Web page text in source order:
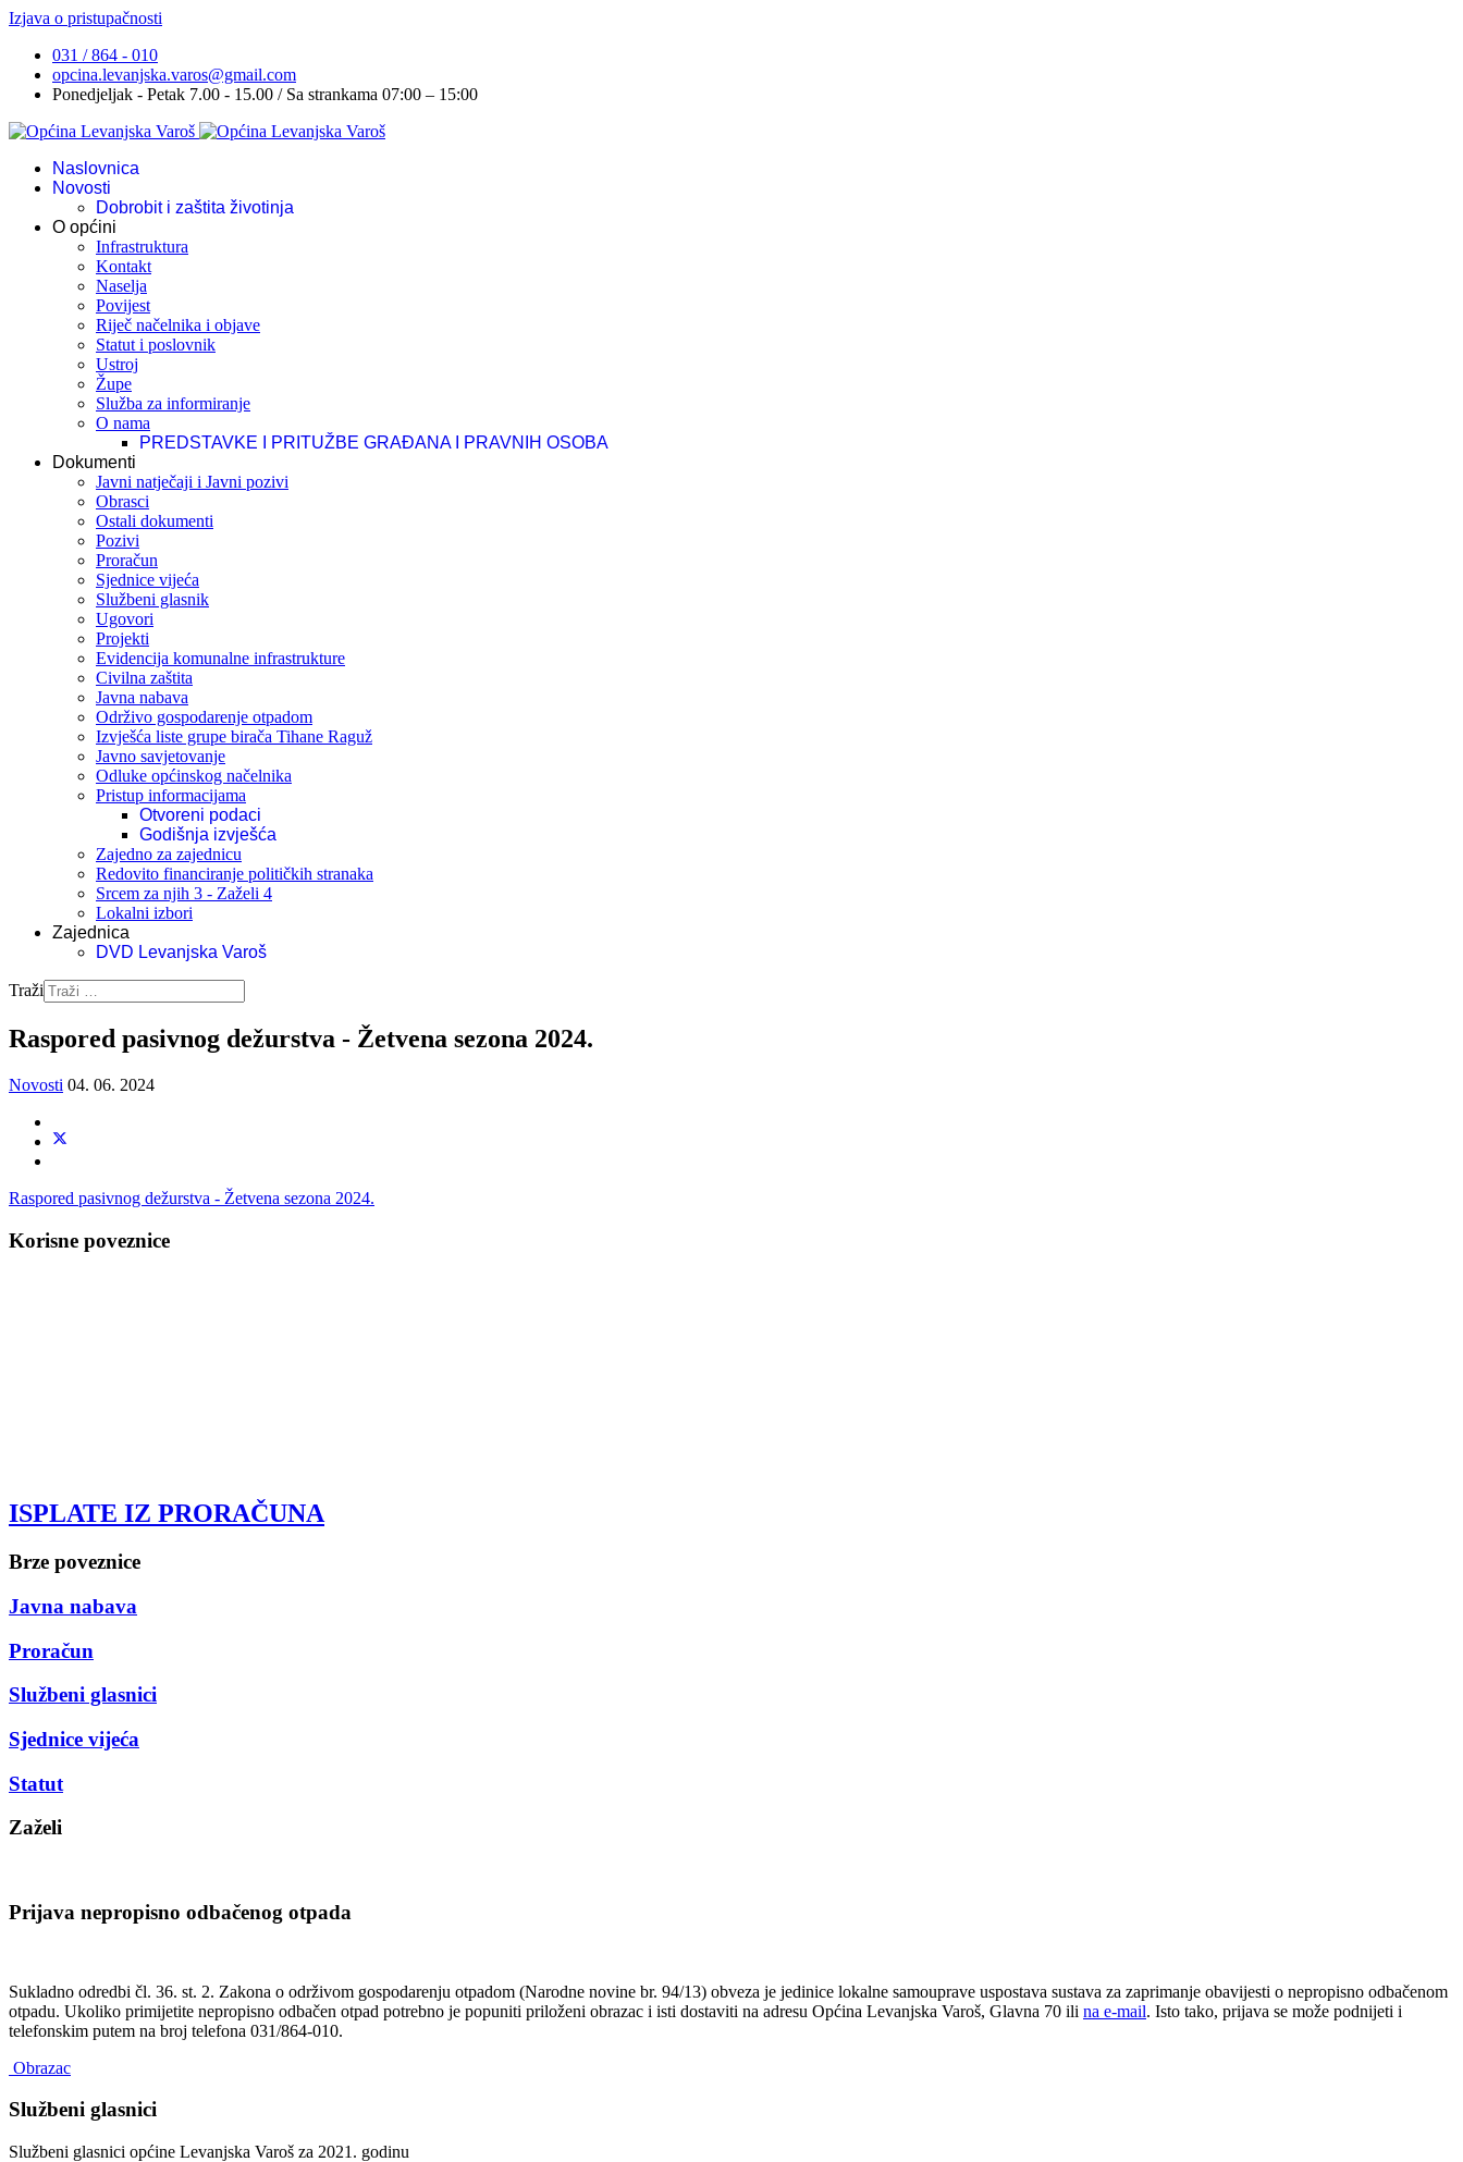
Izjava o pristupačnosti
031 / 864 - 010
opcina.levanjska.varos@gmail.com
Ponedjeljak - Petak 7.00 - 15.00 / Sa strankama 07:00 – 15:00
Naslovnica
Novosti
Dobrobit i zaštita životinja
O općini
Infrastruktura
Kontakt
Naselja
Povijest
Riječ načelnika i objave
Statut i poslovnik
Ustroj
Župe
Služba za informiranje
O nama
PREDSTAVKE I PRITUŽBE GRAĐANA I PRAVNIH OSOBA
Dokumenti
Javni natječaji i Javni pozivi
Obrasci
Ostali dokumenti
Pozivi
Proračun
Sjednice vijeća
Službeni glasnik
Ugovori
Projekti
Evidencija komunalne infrastrukture
Civilna zaštita
Javna nabava
Održivo gospodarenje otpadom
Izvješća liste grupe birača Tihane Raguž
Javno savjetovanje
Odluke općinskog načelnika
Pristup informacijama
Otvoreni podaci
Godišnja izvješća
Zajedno za zajednicu
Redovito financiranje političkih stranaka
Srcem za njih 3 - Zaželi 4
Lokalni izbori
Zajednica
DVD Levanjska Varoš
Traži
Raspored pasivnog dežurstva - Žetvena sezona 2024.
Novosti 04. 06. 2024
Raspored pasivnog dežurstva - Žetvena sezona 2024.
Korisne poveznice
ISPLATE IZ PRORAČUNA
Brze poveznice
Javna nabava
Proračun
Službeni glasnici
Sjednice vijeća
Statut
Zaželi
Prijava nepropisno odbačenog otpada
Sukladno odredbi čl. 36. st. 2. Zakona o održivom gospodarenju otpadom (Narodne novine br. 94/13) obveza je jedinice lokalne samouprave uspostava sustava za zaprimanje obavijesti o nepropisno odbačenom
otpadu. Ukoliko primijetite nepropisno odbačen otpad potrebno je popuniti priloženi obrazac i isti dostaviti na adresu Općina Levanjska Varoš, Glavna 70 ili na e-mail. Isto tako, prijava se može podnijeti i
telefonskim putem na broj telefona 031/864-010.
Obrazac
Službeni glasnici
Službeni glasnici općine Levanjska Varoš za 2021. godinu